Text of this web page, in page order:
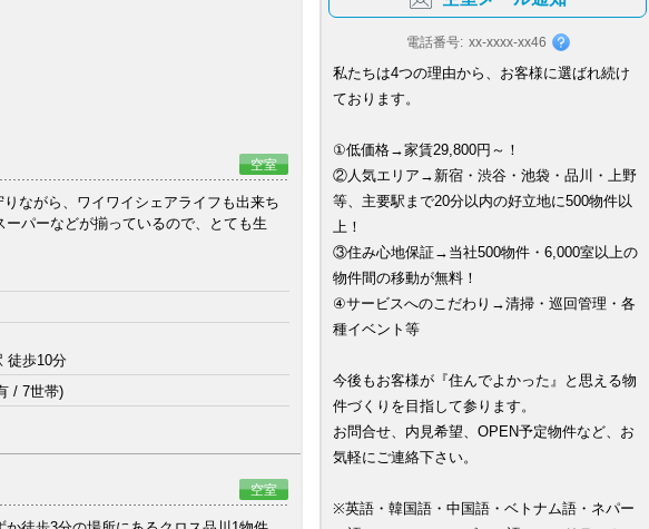
空室
ながら、ワイワイシェアライフも出来ち
パーなどが揃っているので、とても生
徒歩10分
/ 7世帯)
空室
電話番号: xx-xxxx-xx46
私たちは4つの理由から、お客様に選ばれ続け
ております。
①低価格→家賃29,800円～！
②人気エリア→新宿・渋谷・池袋・品川・上野
等、主要駅まで20分以内の好立地に500物件以
上！
③住み心地保証→当社500物件・6,000室以上の
物件間の移動が無料！
④サービスへのこだわり→清掃・巡回管理・各
種イベント等
今後もお客様が『住んでよかった』と思える物
件づくりを目指して参ります。
お問合せ、内見希望、OPEN予定物件など、お
気軽にご連絡下さい。
※英語・韓国語・中国語・ベトナム語・ネパー